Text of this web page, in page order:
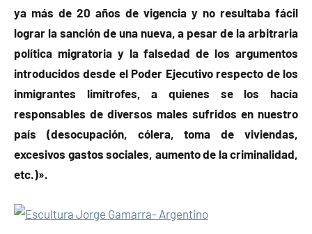
ya más de 20 años de vigencia y no resultaba fácil
lograr la sanción de una nueva, a pesar de la arbitraria
política migratoria y la falsedad de los argumentos
introducidos desde el Poder Ejecutivo respecto de los
inmigrantes limítrofes, a quienes se los hacía
responsables de diversos males sufridos en nuestro
país (desocupación, cólera, toma de viviendas,
excesivos gastos sociales, aumento de la criminalidad,
etc.)».